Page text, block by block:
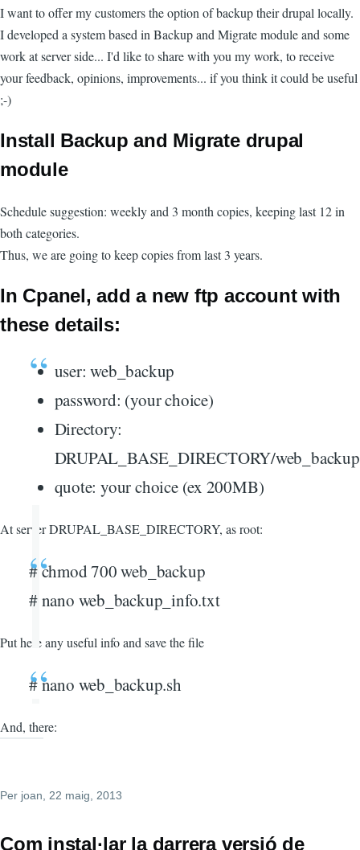
I want to offer my customers the option of backup their drupal locally.
I developed a system based in Backup and Migrate module and some
work at server side... I'd like to share with you my work, to receive
your feedback, opinions, improvements... if you think it could be useful
;-)
Install Backup and Migrate drupal
module
Schedule suggestion: weekly and 3 month copies, keeping last 12 in
both categories.
Thus, we are going to keep copies from last 3 years.
In Cpanel, add a new ftp account with
these details:
user: web_backup
password: (your choice)
Directory:
DRUPAL_BASE_DIRECTORY/web_backup
quote: your choice (ex 200MB)
At server DRUPAL_BASE_DIRECTORY, as root:
# chmod 700 web_backup
# nano web_backup_info.txt
Put here any useful info and save the file
# nano web_backup.sh
And, there:
Per joan , 22 maig, 2013
Com instal·lar la darrera versió de